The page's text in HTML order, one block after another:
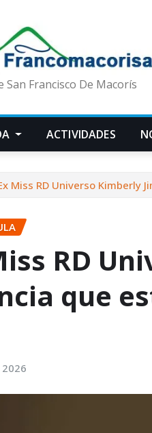
San Francisco De Macorís
ACTIVIDADES
Miss RD Universo Kimberly
RD
que